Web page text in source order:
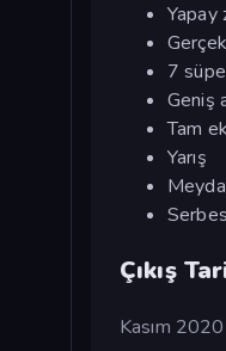
Yapay
7
Geniş
Tam
Yarış
Çıkış
Kasım 2020